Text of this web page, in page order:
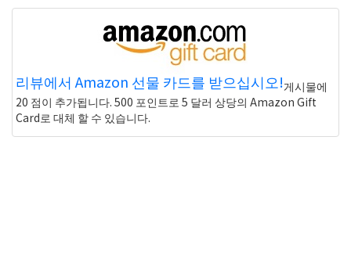
리뷰에서 Amazon 선물 카드를 받으십시오!게시물에
20 점이 추가됩니다. 500 포인트로 5 달러 상당의 Amazon Gift
Card로 대체 할 수 있습니다.